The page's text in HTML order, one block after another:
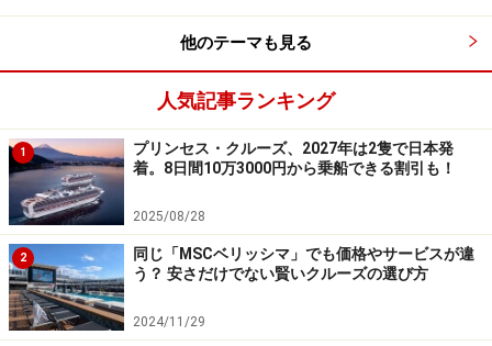
船内：フィットネスジム、エアロビクス・スタジオ、カ
ジノ、シアター、スパ、ティーン・キッズセンター等
ムビーズ・アンダー・ザ・シターズ
プールデッキにある屋外シアター「ムービーズ・アンダ
ー・ザ・スターズ」では、日本語吹き替えの映画などを
上映。シアターやショーラウンジでは、ブロードウェイ
スタイルのショーに加え、落語など日本の伝統芸能も。
他のテーマも見る
人気記事ランキング
1
プリンセス・クルーズ、2027年は2隻で日本発
着。8日間10万3000円から乗船できる割引も！
2025/08/28
2
同じ「MSCベリッシマ」でも価格やサービスが違
う？ 安さだけでない賢いクルーズの選び方
2024/11/29